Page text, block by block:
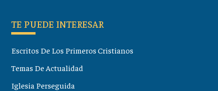
TE PUEDE INTERESAR
Escritos De Los Primeros Cristianos
Temas De Actualidad
Iglesia Perseguida